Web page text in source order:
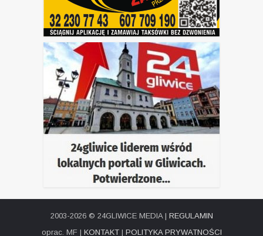
2003-2026 © 24GLIWICE MEDIA | REGULAMIN
oprac. MF | KONTAKT| POLITYKA PRYWATNOŚCI